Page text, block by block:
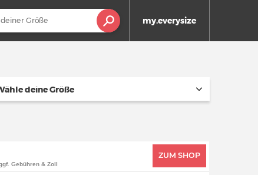
my.everysize
deine Größe
Gebühren & Zoll
ZUM SHOP